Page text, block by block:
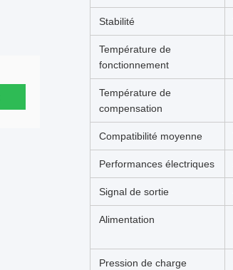
Stabilité
Température de
fonctionnement
Température de
compensation
Compatibilité moyenne
Performances électriques
Signal de sortie
Alimentation
Pression de charge